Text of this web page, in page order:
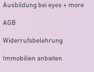
Ausbildung bei eyes + more
AGB
Widerrufsbelehrung
Immobilien anbieten